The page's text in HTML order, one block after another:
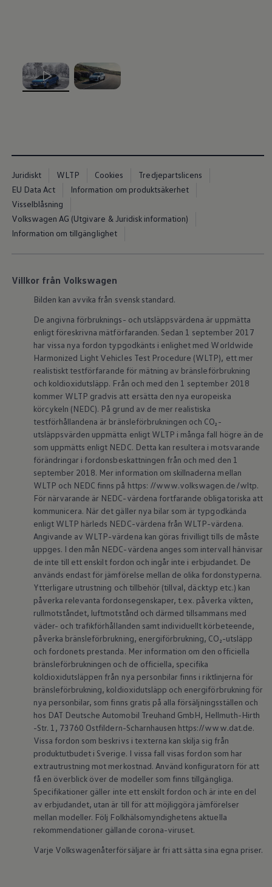
, 1 av 2
Juridiskt WLTP Cookies
Tredjepartslicens
EU Data Act
Information om produktsäkerhet
Visselblåsning
Volkswagen AG (Utgivare & Juridisk information)
Information om tillgänglighet
Villkor från Volkswagen
Bilden kan avvika från svensk standard.
De angivna förbruknings- och utsläppsvärdena är uppmätta
enligt föreskrivna mätförfaranden. Sedan 1 september 2017
har vissa nya fordon typgodkänts i enlighet med Worldwide
Harmonized Light Vehicles Test Procedure (WLTP), ett mer
realistiskt testförfarande för mätning av bränsleförbrukning
och koldioxidutsläpp. Från och med den 1 september 2018
kommer WLTP gradvis att ersätta den nya europeiska
körcykeln (NEDC). På grund av de mer realistiska
testförhållandena är bränsleförbrukningen och CO₂-
utsläppsvärden uppmätta enligt WLTP i många fall högre än de
som uppmätts enligt NEDC. Detta kan resultera i motsvarande
förändringar i fordonsbeskattningen från och med den 1
september 2018. Mer information om skillnaderna mellan
WLTP och NEDC finns på https: //www.volkswagen.de/wltp.
För närvarande är NEDC-värdena fortfarande obligatoriska att
kommunicera. När det gäller nya bilar som är typgodkända
enligt WLTP härleds NEDC-värdena från WLTP-värdena.
Angivande av WLTP-värdena kan göras frivilligt tills de måste
uppges. I den mån NEDC-värdena anges som intervall hänvisar
de inte till ett enskilt fordon och ingår inte i erbjudandet. De
används endast för jämförelse mellan de olika fordonstyperna.
Ytterligare utrustning och tillbehör (tillval, däcktyp etc.) kan
påverka relevanta fordonsegenskaper, t.ex. påverka vikten,
rullmotståndet, luftmotstånd och därmed tillsammans med
väder- och trafikförhållanden samt individuellt körbeteende,
påverka bränsleförbrukning, energiförbrukning, CO₂-utsläpp
och fordonets prestanda. Mer information om den officiella
bränsleförbrukningen och de officiella, specifika
koldioxidutsläppen från nya personbilar finns i riktlinjerna för
bränsleförbrukning, koldioxidutsläpp och energiförbrukning för
nya personbilar, som finns gratis på alla försäljningsställen och
hos DAT Deutsche Automobil Treuhand GmbH, Hellmuth-Hirth
-Str. 1, 73760 Ostfildern-Scharnhausen https://www.dat.de.
Vissa fordon som beskrivs i texterna kan skilja sig från
produktutbudet i Sverige. I vissa fall visas fordon som har
extrautrustning mot merkostnad. Använd konfiguratorn för att
få en överblick över de modeller som finns tillgängliga.
Specifikationer gäller inte ett enskilt fordon och är inte en del
av erbjudandet, utan är till för att möjliggöra jämförelser
mellan modeller. Följ Folkhälsomyndighetens aktuella
rekommendationer gällande corona-viruset.
Varje Volkswagenåterförsäljare är fri att sätta sina egna priser.